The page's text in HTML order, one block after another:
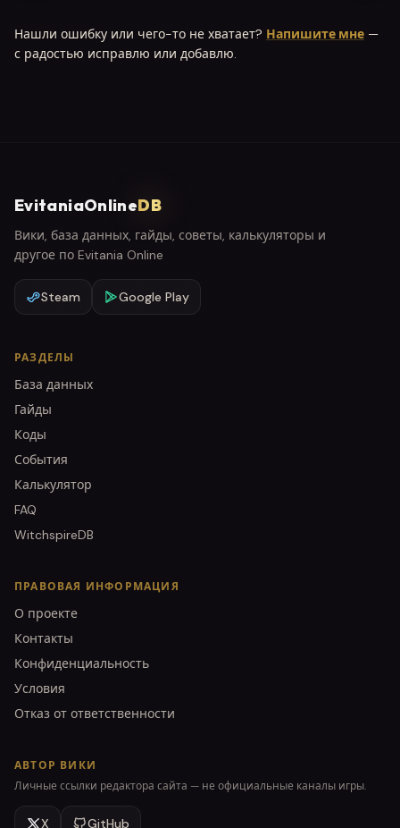
Нашли ошибку или чего-то не хватает? Напишите мне —
с радостью исправлю или добавлю.
EvitaniaOnlineDB
Вики, база данных, гайды, советы, калькуляторы и
другое по Evitania Online
Steam Google Play
РАЗДЕЛЫ
База данных
Гайды
Коды
События
Калькулятор
FAQ
WitchspireDB
ПРАВОВАЯ ИНФОРМАЦИЯ
О проекте
Контакты
Конфиденциальность
Условия
Отказ от ответственности
АВТОР ВИКИ
Личные ссылки редактора сайта — не официальные каналы игры.
X GitHub